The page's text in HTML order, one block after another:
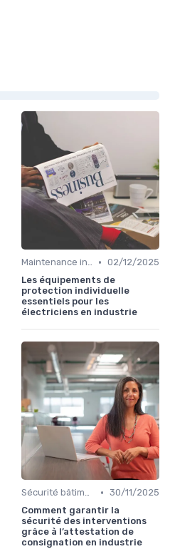
Maintenance infrastructures • 02/12/2025
Les équipements de
protection individuelle
essentiels pour les
électriciens en industrie
Sécurité bâtiments • 30/11/2025
Comment garantir la
sécurité des interventions
grâce à l’attestation de
consignation en industrie